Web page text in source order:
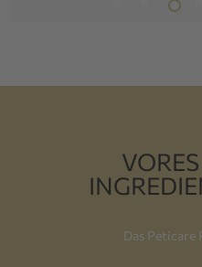
Das Peticare